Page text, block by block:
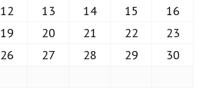
12 13 14 15
16
19 20 21 22
23
26 27 28 29
30